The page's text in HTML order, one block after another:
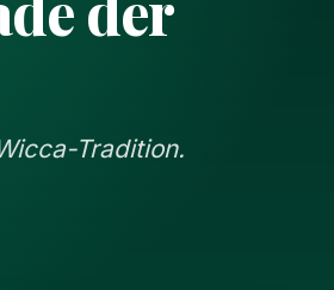
Tradition.